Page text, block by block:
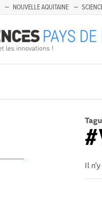
NOUVELLE AQUITAINE
Il